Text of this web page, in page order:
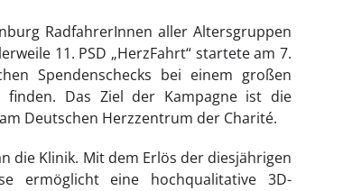
RadfahrerInnen aller Altersgruppen
11. PSD „HerzFahrt“ startete am 7.
Spendenschecks bei einem großen
finden. Das Ziel der Kampagne ist die
Deutschen Herzzentrum der Charité.
die Klinik. Mit dem Erlös der diesjährigen
ermöglicht eine hochqualitative 3D-